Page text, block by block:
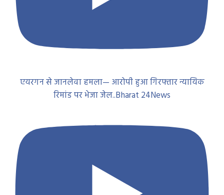
एयरगन से जानलेवा हमला— आरोपी हुआ गिरफ्तार न्यायिक
रिमांड पर भेजा जेल..Bharat 24News